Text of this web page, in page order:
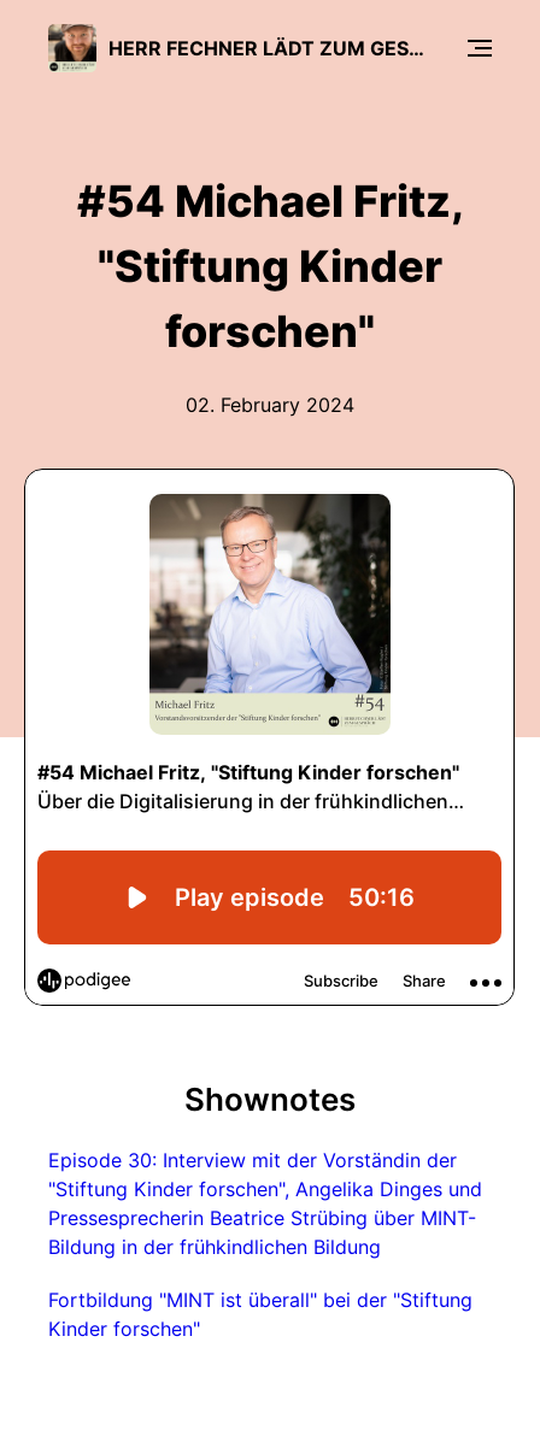
HERR FECHNER LÄDT ZUM GESPRÄCH - DER BILDUNGSPODCAST
#54 Michael Fritz,
"Stiftung Kinder
forschen"
02. February 2024
Shownotes
Episode 30: Interview mit der Vorständin der
"Stiftung Kinder forschen", Angelika Dinges und
Pressesprecherin Beatrice Strübing über MINT-
Bildung in der frühkindlichen Bildung
Fortbildung "MINT ist überall" bei der "Stiftung
Kinder forschen"